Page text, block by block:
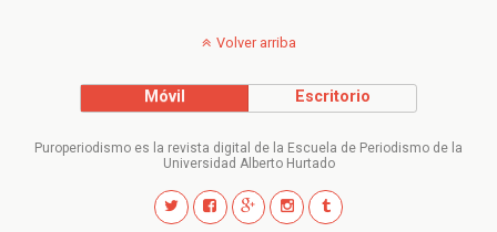
Volver arriba
Móvil Escritorio
Puroperiodismo es la revista digital de la Escuela de Periodismo de la
Universidad Alberto Hurtado